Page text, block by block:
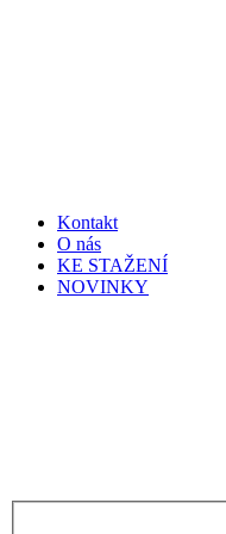
Kontakt
O nás
KE STAŽENÍ
NOVINKY